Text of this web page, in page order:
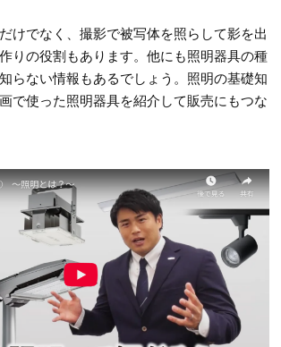
けでなく、撮影で被写体を照らして影を出
りの役割もあります。他にも照明器具の種
らない情報もあるでしょう。照明の基礎知
で使った照明器具を紹介して販売にもつな